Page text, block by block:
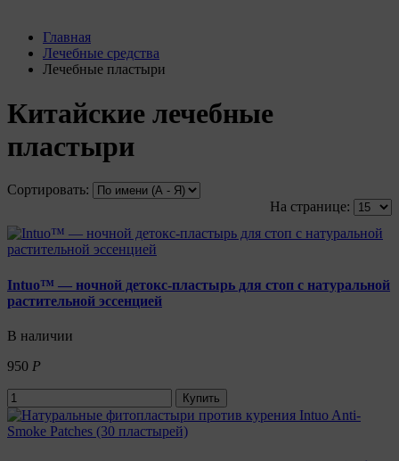
Главная
Лечебные средства
Лечебные пластыри
Китайские лечебные
пластыри
Сортировать:
На странице:
Intuo™ — ночной детокс-пластырь для стоп с натуральной
растительной эссенцией
В наличии
950 Р
Купить